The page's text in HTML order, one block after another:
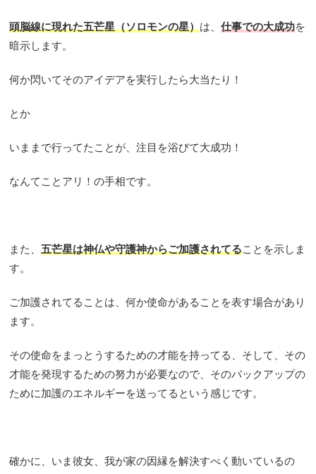
頭脳線に現れた五芒星（ソロモンの星）は、 仕事での大成功を
暗示します。
何か閃いてそのアイデアを実行したら大当たり！
とか
いままで行ってたことが、注目を浴びて大成功！
なんてことアリ！の手相です。
また、 五芒星は神仏や守護神からご加護されてることを示しま
す。
ご加護されてることは、何か使命があることを表す場合があり
ます。
その使命をまっとうするための才能を持ってる、そして、その
才能を発現するための努力が必要なので、そのバックアップの
ために加護のエネルギーを送ってるという感じです。
確かに、いま彼女、我が家の因縁を解決すべく動いているの